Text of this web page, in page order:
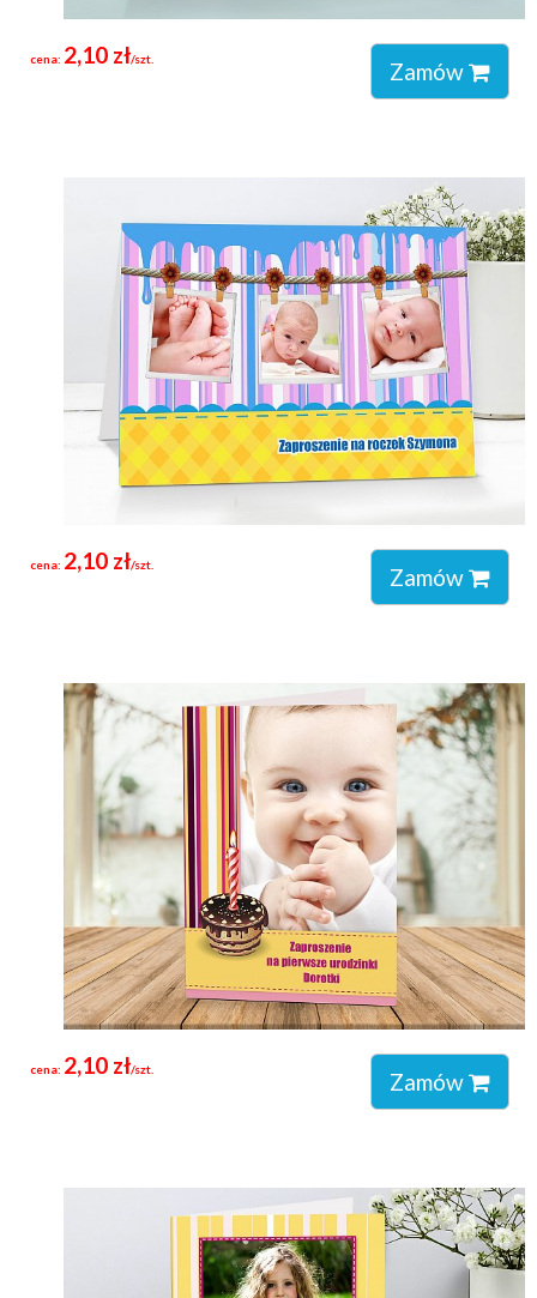
cena: 2,10 zł/szt. Zamów
cena: 2,10 zł/szt. Zamów
cena: 2,10 zł/szt. Zamów